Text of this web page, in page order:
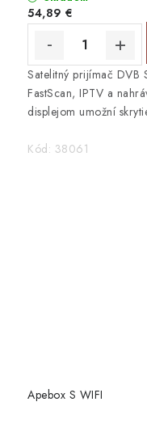
54,89 €
Satelitný prijímač DVB
FastScan, IPTV a
displejom umožní
Kód: 38061
Apebox S WIFI